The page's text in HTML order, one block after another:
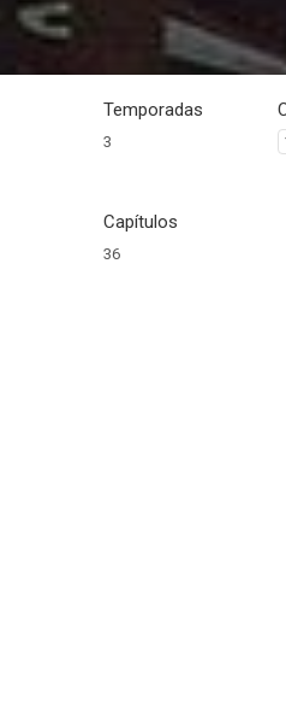
Temporadas
3
Capítulos
36